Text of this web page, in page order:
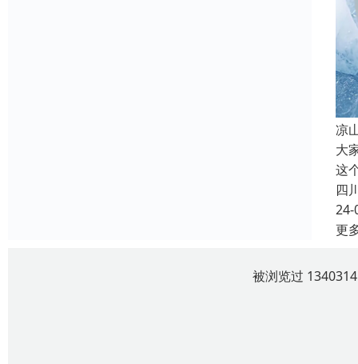
凉
大
这
四
24-
更
被浏览过